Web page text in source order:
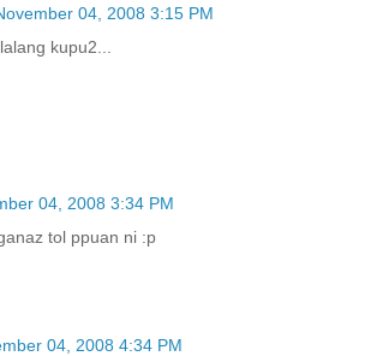
04, 2008 3:15 PM
kupu2...
04, 2008 3:34 PM
tol ppuan ni :p
04, 2008 4:34 PM